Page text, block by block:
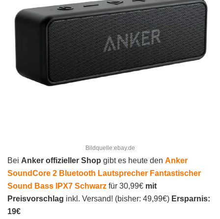
Bildquelle:ebay.de
Bei Anker offizieller Shop gibt es heute den Anker
SoundCore 2 Bluetooth Lautsprecher Fantastischer
Sound Bass IPX7 Schwarz für 30,99€ mit
Preisvorschlag inkl. Versand! (bisher: 49,99€) Ersparnis:
19€